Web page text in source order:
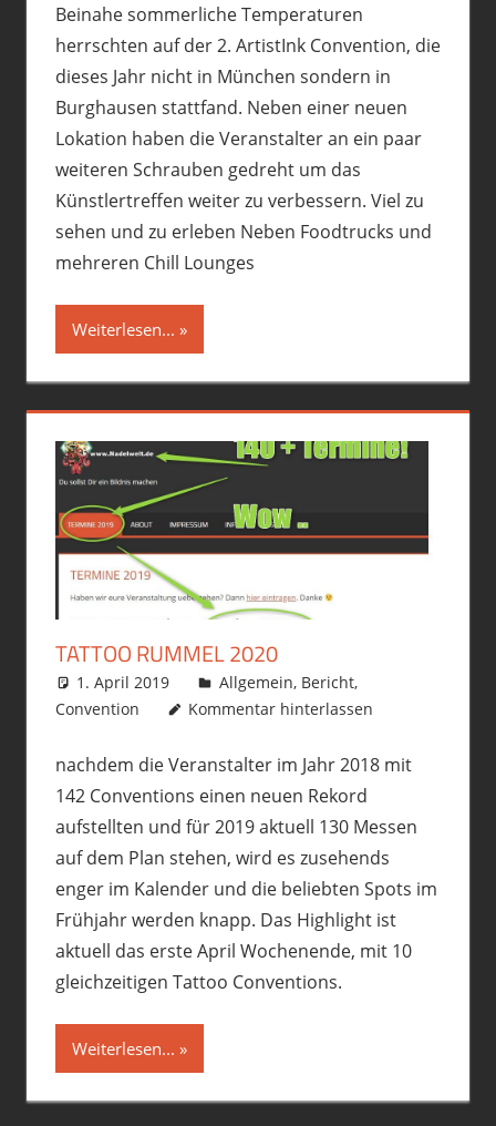
Beinahe sommerliche Temperaturen
herrschten auf der 2. ArtistInk Convention, die
dieses Jahr nicht in München sondern in
Burghausen stattfand. Neben einer neuen
Lokation haben die Veranstalter an ein paar
weiteren Schrauben gedreht um das
Künstlertreffen weiter zu verbessern. Viel zu
sehen und zu erleben Neben Foodtrucks und
mehreren Chill Lounges
Weiterlesen...
TATTOO RUMMEL 2020
1. April 2019 philofax
Allgemein, Bericht,
Convention
Kommentar hinterlassen
nachdem die Veranstalter im Jahr 2018 mit
142 Conventions einen neuen Rekord
aufstellten und für 2019 aktuell 130 Messen
auf dem Plan stehen, wird es zusehends
enger im Kalender und die beliebten Spots im
Frühjahr werden knapp. Das Highlight ist
aktuell das erste April Wochenende, mit 10
gleichzeitigen Tattoo Conventions.
Weiterlesen...